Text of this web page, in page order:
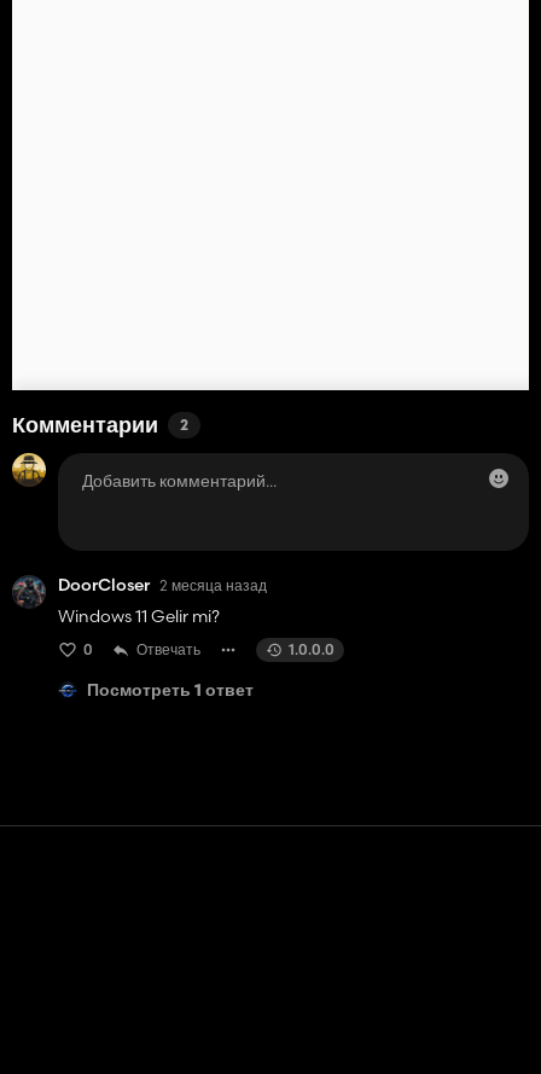
Комментарии 2
DoorCloser 2 месяца назад
Windows 11 Gelir mi?
0 Отвечать 1.0.0.0
Посмотреть 1 ответ